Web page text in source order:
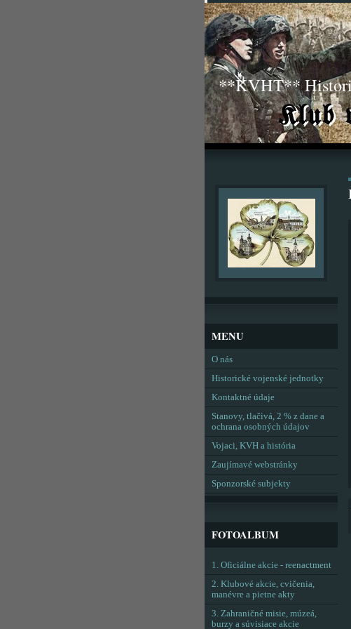
**KVHT**
MENU
O nás
Historické vojenské jednotky
Kontaktné údaje
Stanovy, tlačivá, 2 % z dane a
ochrana osobných údajov
Vojaci, KVH a história
Zaujímavé webstránky
Sponzorské subjekty
FOTOALBUM
1. Oficiálne akcie - reenactment
2. Klubové akcie, cvičenia,
manévre a pietne akty
3. Zahraničné misie, múzeá,
burzy a súvisiace akcie